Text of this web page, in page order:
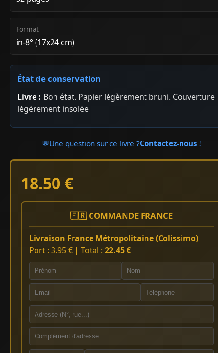
Format
in-8° (17x24 cm)
État de conservation
Livre : Bon état. Papier légèrement bruni. Couverture
légèrement insolée
💬Une question sur ce livre ?Contactez-nous !
18.50 €
🇫🇷 COMMANDE FRANCE
Livraison France Métropolitaine (Colissimo)
Port : 3.95 € | Total : 22.45 €